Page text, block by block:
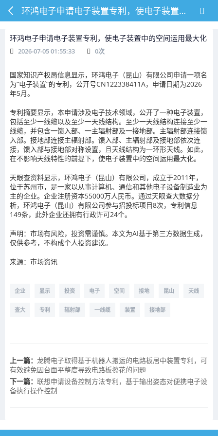
环鸿电子申请电子装置专利，使电子装置中的空间运用最大化
环鸿电子申请电子装置专利，使电子装置中的空间运用最大化
2026-07-05 01:55:33 0次
国家知识产权局信息显示，环鸿电子（昆山）有限公司申请一项名
为“电子装置”的专利，公开号CN122338411A，申请日期为2026
年5月。
专利摘要显示，本申请涉及电子技术领域，公开了一种电子装置，
包括至少一线缆以及至少一天线结构。至少一天线结构连接至少一
线缆，并包含一馈入部、一主辐射部及一接地部。主辐射部连接馈
入部。接地部连接主辐射部。馈入部、主辐射部及接地部依次连
接，馈入部与接地部对称设置，且天线结构为一环形天线。如此，
在不影响天线特性的前提下，使电子装置中的空间运用最大化。
天眼查资料显示，环鸿电子（昆山）有限公司，成立于2011年，
位于苏州市，是一家以从事计算机、通信和其他电子设备制造业为
主的企业。企业注册资本55000万人民币。通过天眼查大数据分
析，环鸿电子（昆山）有限公司参与招投标项目8次，专利信息
149条，此外企业还拥有行政许可24个。
声明：市场有风险，投资需谨慎。本文为AI基于第三方数据生成，
仅供参考，不构成个人投资建议。
来源：市场资讯
企业 显示 投资 电子 空间 接地 昆山 天线
查大 专利 辐射部 一线缆 装置 接地部
上一篇： 龙腾电子取得基于机器人搬运的电路板居中装置专利，可
有效避免因台面平整度导致电路板擦花的问题
下一篇： 联想申请设备控制方法专利，基于输出姿态对便携电子设
备执行操作控制